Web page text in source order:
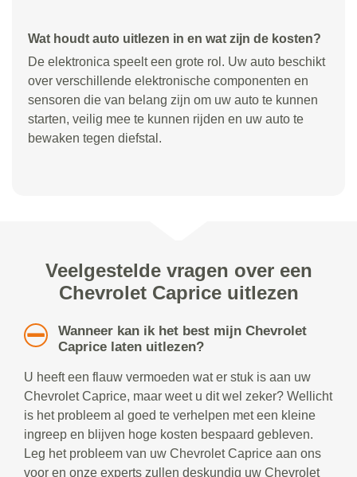
Wat houdt auto uitlezen in en wat zijn de kosten?
De elektronica speelt een grote rol. Uw auto beschikt
over verschillende elektronische componenten en
sensoren die van belang zijn om uw auto te kunnen
starten, veilig mee te kunnen rijden en uw auto te
bewaken tegen diefstal.
Veelgestelde vragen over een
Chevrolet Caprice uitlezen
Wanneer kan ik het best mijn Chevrolet
Caprice laten uitlezen?
U heeft een flauw vermoeden wat er stuk is aan uw
Chevrolet Caprice, maar weet u dit wel zeker? Wellicht
is het probleem al goed te verhelpen met een kleine
ingreep en blijven hoge kosten bespaard gebleven.
Leg het probleem van uw Chevrolet Caprice aan ons
voor en onze experts zullen deskundig uw Chevrolet